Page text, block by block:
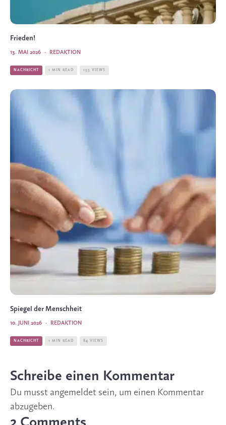
Frieden!
REDAKTION
·
13. MAI 2026
NACHRICHT 1 MIN READ 155 VIEWS
Spiegel der Menschheit
REDAKTION
·
10. JUNI 2026
NACHRICHT 1 MIN READ 84 VIEWS
Schreibe einen Kommentar
Du musst angemeldet sein, um einen Kommentar
abzugeben.